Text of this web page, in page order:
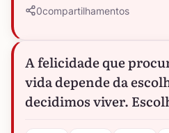
0compartilhamentos
A felicidade que
vida depende da
decidimos viver.